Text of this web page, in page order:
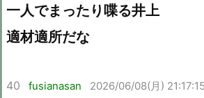
一人でまったり喋る井上
適材適所だな
40 fusianasan 2026/06/08(月)